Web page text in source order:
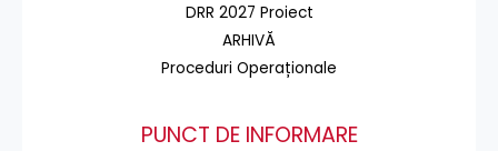
DRR 2027 Proiect
ARHIVĂ
Proceduri Operaționale
PUNCT DE INFORMARE